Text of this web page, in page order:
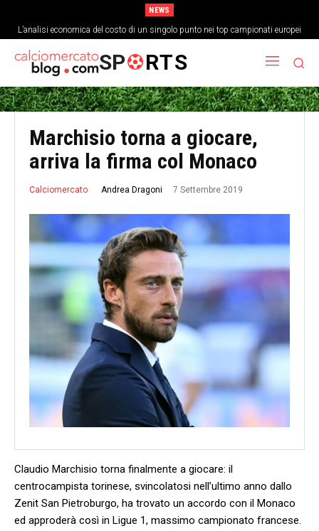
NEWS
L’analisi economica del costo di un singolo punto nei top campionati europei
SP RTS
Marchisio torna a giocare,
arriva la firma col Monaco
Calciomercato Andrea Dragoni 7 Settembre 2019
Claudio Marchisio torna finalmente a giocare: il
centrocampista torinese, svincolatosi nell’ultimo anno dallo
Zenit San Pietroburgo, ha trovato un accordo con il Monaco
ed approderà così in Ligue 1, massimo campionato francese.